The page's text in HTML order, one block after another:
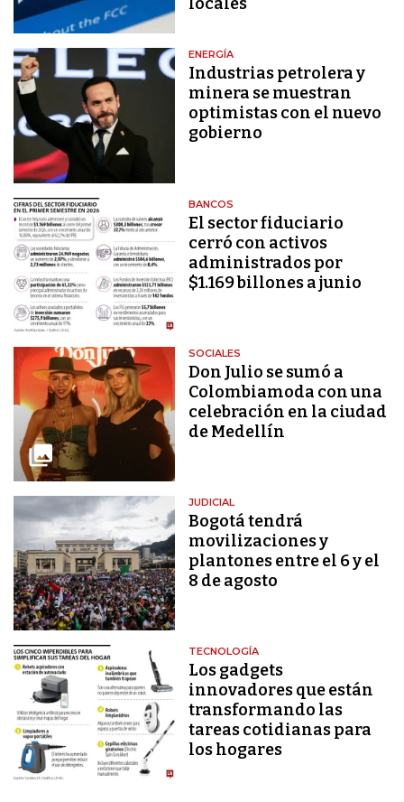
ENERGÍA
Industrias petrolera y
minera se muestran
optimistas con el nuevo
gobierno
BANCOS
El sector fiduciario
cerró con activos
administrados por
$1.169 billones a junio
SOCIALES
Don Julio se sumó a
Colombiamoda con una
celebración en la ciudad
de Medellín
JUDICIAL
Bogotá tendrá
movilizaciones y
plantones entre el 6 y el
8 de agosto
TECNOLOGÍA
Los gadgets
innovadores que están
transformando las
tareas cotidianas para
los hogares